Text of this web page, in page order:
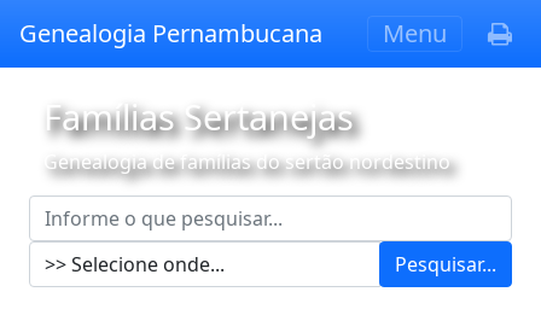
Genealogia Pernambucana Menu
Famílias Sertanejas
Genealogia de famílias do sertão nordestino
Pesquisar...